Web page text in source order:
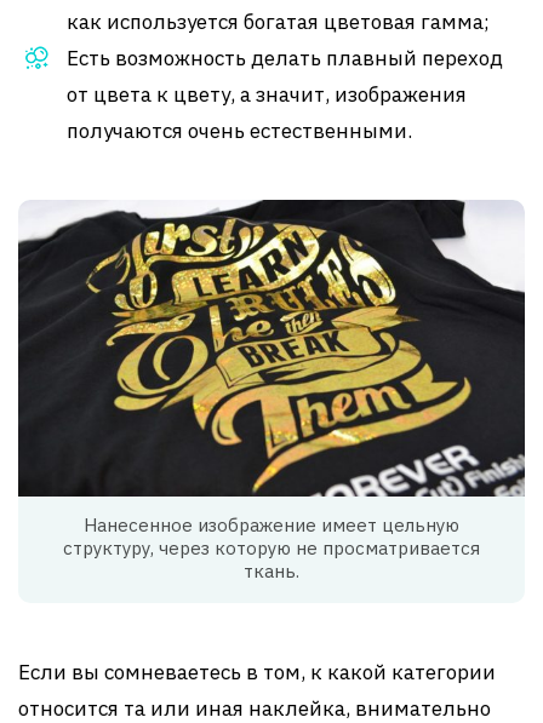
как используется богатая цветовая гамма;
Есть возможность делать плавный переход
от цвета к цвету, а значит, изображения
получаются очень естественными.
Нанесенное изображение имеет цельную
структуру, через которую не просматривается
ткань.
Если вы сомневаетесь в том, к какой категории
относится та или иная наклейка, внимательно